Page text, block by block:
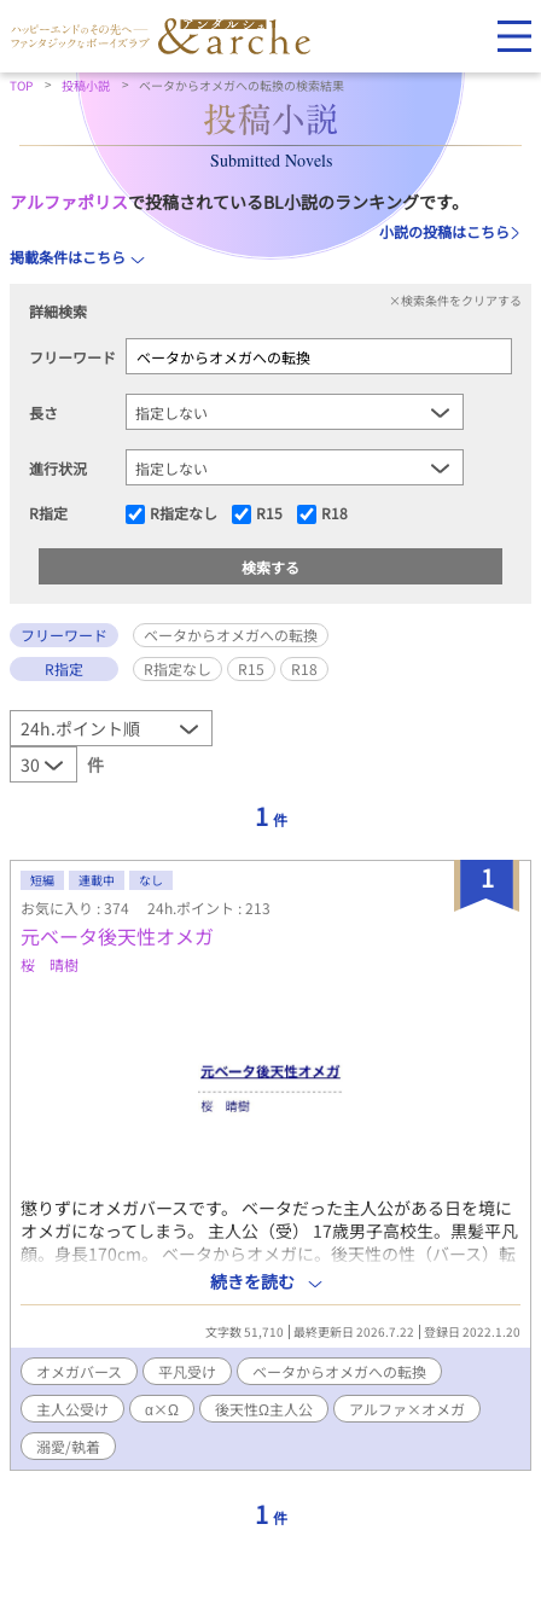
TOP 投稿小説 ベータからオメガへの転換の検索結果
Submitted Novels
アルファポリスで投稿されているBL小説のランキングです。
小説の投稿はこちら
掲載条件はこちら
詳細検索
×検索条件をクリアする
フリーワード
長さ
進行状況
R指定 R指定なし R15 R18
フリーワード
ベータからオメガへの転換
R指定
R指定なし R15 R18
件
1 件
1
短編 連載中 なし
お気に入り : 374 24h.ポイント : 213
元ベータ後天性オメガ
桜 晴樹
懲りずにオメガバースです。 ベータだった主人公がある日を境に
オメガになってしまう。 主人公（受） 17歳男子高校生。黒髪平凡
顔。身長170cm。 ベータからオメガに。後天性の性（バース）転
換。 藤宮春樹（ふじみやはるき） 友人兼ライバル（攻） 金髪イ
ケメン身長182cm ベータを偽っているアルファ 名前決まりました
（1月26日） 決まるまではナナシくん‥。 大上礼央（おおかみれ
お） 名前の由来、狼とライオン（レオ）から‥ ⭐︎コメント受付中
前作の"番なんて要らない"は、編集作業につき、更新停滞中で
す。 宜しければ其方も読んで頂ければ喜びます。
続きを読む
文字数 51,710 最終更新日 2026.7.22 登録日 2022.1.20
オメガバース 平凡受け
ベータからオメガへの転換
主人公受け
α×Ω 後天性Ω主人公
アルファ×オメガ
溺愛/執着
1 件